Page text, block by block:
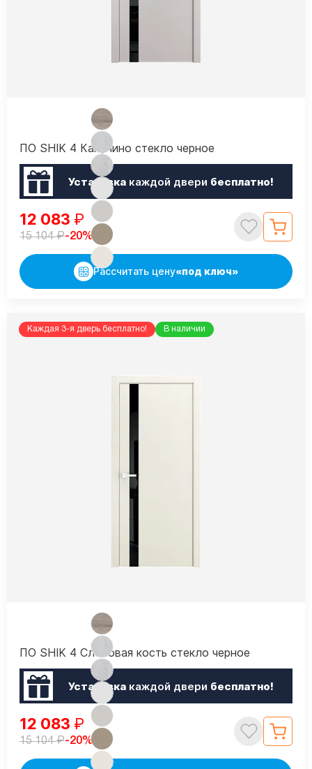
ПО SHIK 4 Капучино стекло черное
Установкакаждой двери бесплатно!
12 083 ₽
15 104₽-20%
Рассчитать цену«под ключ»
Каждая 3-я дверь бесплатно! В наличии
ПО SHIK 4 Слоновая кость стекло черное
Установкакаждой двери бесплатно!
12 083 ₽
15 104₽-20%